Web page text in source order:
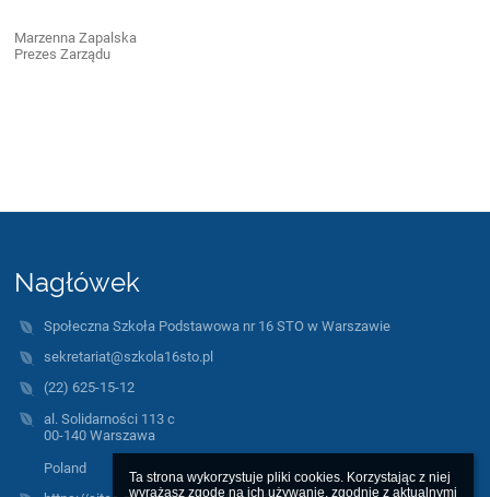
Ta strona wykorzystuje pliki cookies. Korzystając z niej
wyrażasz zgodę na ich używanie, zgodnie z aktualnymi
Marzenna Zapalska
Prezes Zarządu
Nagłówek
Społeczna Szkoła Podstawowa nr 16 STO w Warszawie
sekretariat@szkola16sto.pl
(22) 625-15-12
al. Solidarności 113 c
00-140 Warszawa
Poland